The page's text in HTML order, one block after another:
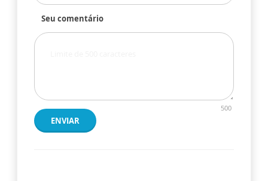
Seu comentário
500
ENVIAR